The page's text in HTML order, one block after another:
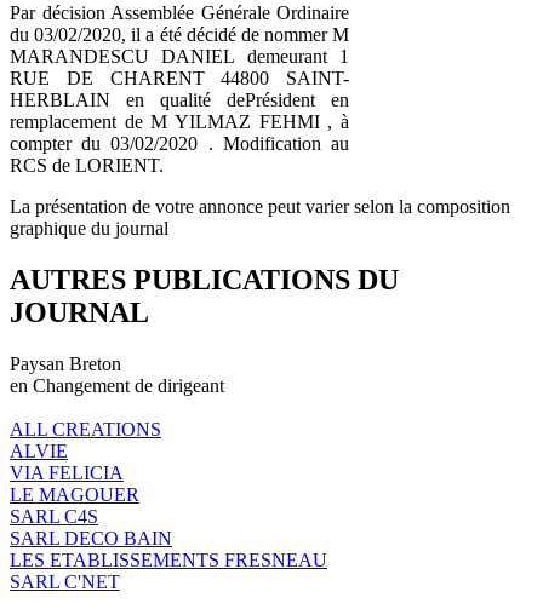
Par décision Assemblée Générale Ordinaire
du 03/02/2020, il a été décidé de nommer M
MARANDESCU DANIEL demeurant 1
RUE DE CHARENT 44800 SAINT-
HERBLAIN en qualité dePrésident en
remplacement de M YILMAZ FEHMI , à
compter du 03/02/2020 . Modification au
RCS de LORIENT.
La présentation de votre annonce peut varier selon la composition
graphique du journal
AUTRES PUBLICATIONS DU
JOURNAL
Paysan Breton
en Changement de dirigeant
ALL CREATIONS
ALVIE
VIA FELICIA
LE MAGOUER
SARL C4S
SARL DECO BAIN
LES ETABLISSEMENTS FRESNEAU
SARL C'NET